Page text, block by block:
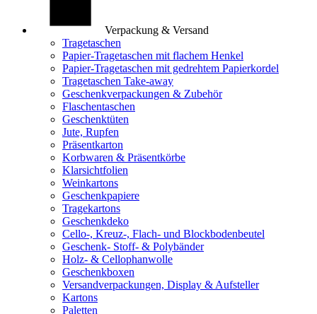
Verpackung & Versand
Tragetaschen
Papier-Tragetaschen mit flachem Henkel
Papier-Tragetaschen mit gedrehtem Papierkordel
Tragetaschen Take-away
Geschenkverpackungen & Zubehör
Flaschentaschen
Geschenktüten
Jute, Rupfen
Präsentkarton
Korbwaren & Präsentkörbe
Klarsichtfolien
Weinkartons
Geschenkpapiere
Tragekartons
Geschenkdeko
Cello-, Kreuz-, Flach- und Blockbodenbeutel
Geschenk- Stoff- & Polybänder
Holz- & Cellophanwolle
Geschenkboxen
Versandverpackungen, Display & Aufsteller
Kartons
Paletten